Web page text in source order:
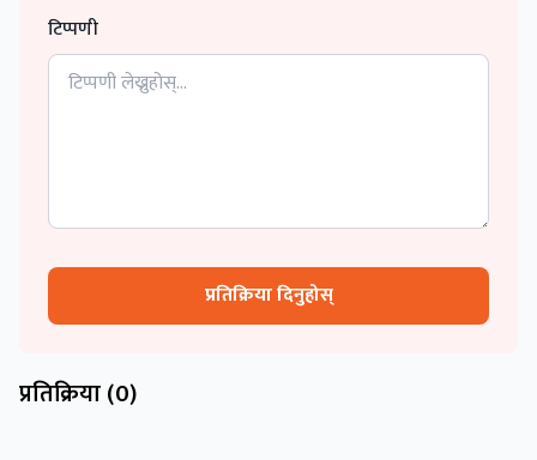
टिप्पणी
प्रतिक्रिया दिनुहोस्
प्रतिक्रिया (0)